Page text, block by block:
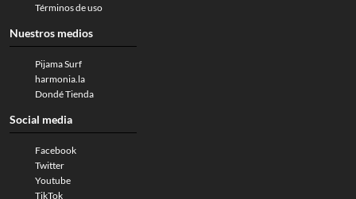
Términos de uso
Nuestros medios
Pijama Surf
harmonia.la
Dondé Tienda
Social media
Facebook
Twitter
Youtube
TikTok